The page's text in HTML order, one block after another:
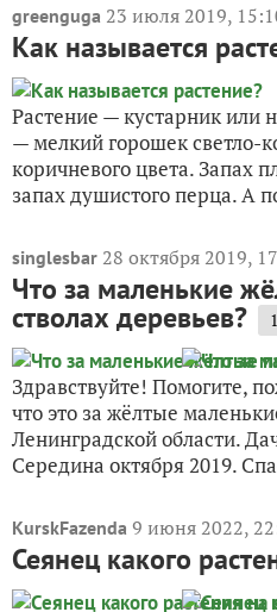
greenguga 23 июля 2019,
Как называется
Растение — кустарник или
— мелкий горошек светло-
коричневого цвета. Запах
запах душистого перца. А
singlesbar 28 октября 2019,
Что за маленькие
стволах деревьев? 1
Здравствуйте! Помогите,
что это за жёлтые
Ленинградской области.
Середина октября 2019.
KurskFazenda 9 июня 2022,
Сеянец какого